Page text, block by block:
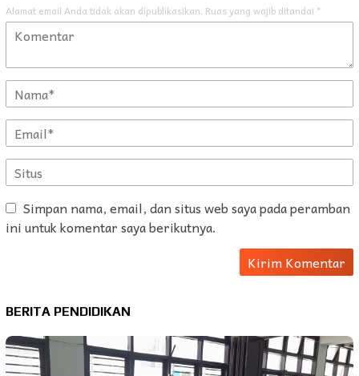
Alamat email Anda tidak akan dipublikasikan. Ruas yang wajib ditandai *
Simpan nama, email, dan situs web saya pada peramban
ini untuk komentar saya berikutnya.
BERITA PENDIDIKAN